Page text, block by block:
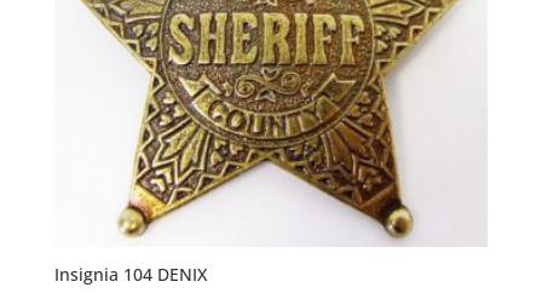
Insignia 104 DENIX